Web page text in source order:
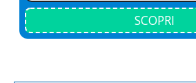
SCOPRI